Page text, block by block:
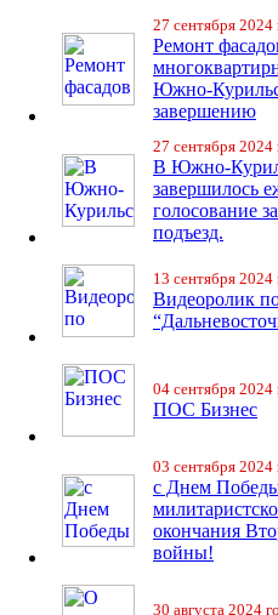
27 сентября 2024
Ремонт
Южно-
завершению
27 сентября 2024
В Южно-
завершилось
голосование
подъезд.
13 сентября 2024
Видеоролик
04 сентября 2024
ПОС Бизнес
03 сентября 2024
с Днем
окончания
войны!
30 августа 2024